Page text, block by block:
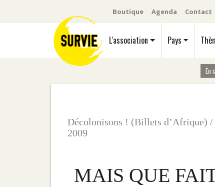
Boutique Agenda Contact
L'association Pays
En
Décolonisons ! (Billets d’Afrique) /
2009
MAIS QUE